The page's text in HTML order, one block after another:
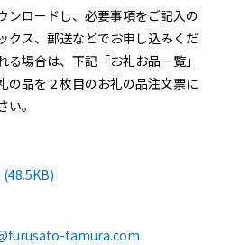
ンロードし、必要事項をご記入の
クス、郵送などでお申し込みくだ
る場合は、下記「お礼お品一覧」
の品を２枚目のお礼の品注文票に
。
tamura.com